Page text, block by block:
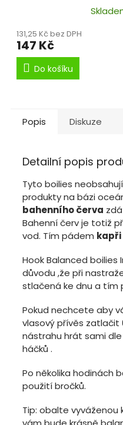
131,25 Kč bez DPH
147 Kč
Do košíku
Popis Diskuze
Detailní popis
Tyto boilies neobsahují
produkty na bázi
bahenního červa
Bahenní červ je totiž
vod. Tím pádem
Hook Balanced
důvodu ,že při
stlačená ke dnu a tím
Pokud nechcete aby
vlasový přívěs
nástrahu hrát sami
háčků .
Po několika hodinách
použití bročků.
Tip: obalte vyváženou